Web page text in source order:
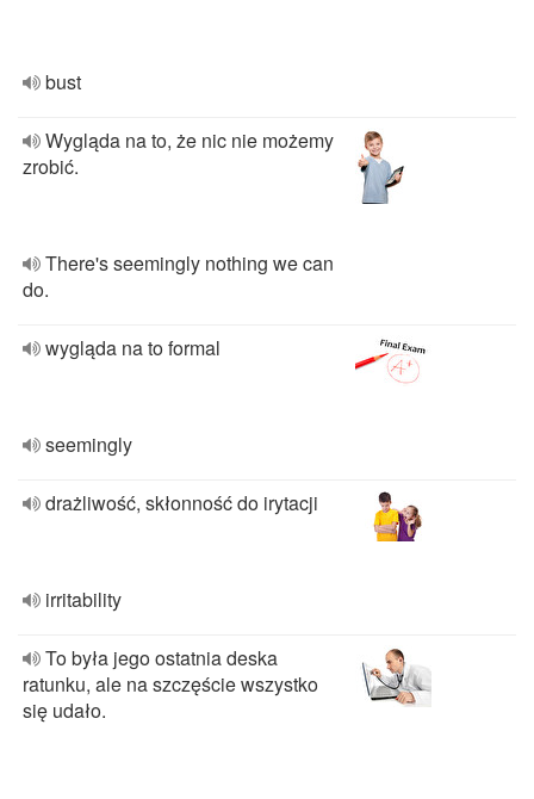
bust
Wygląda na to, że nic nie możemy
zrobić.
There's seemingly nothing we can
do.
wygląda na to formal
seemingly
drażliwość, skłonność do irytacji
irritability
To była jego ostatnia deska
ratunku, ale na szczęście wszystko
się udało.